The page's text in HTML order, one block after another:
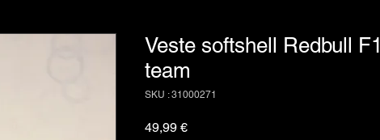
Veste softshell Redbull F1
team
SKU : 31000271
49,99 €Prix